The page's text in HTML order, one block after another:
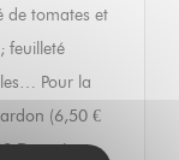
de tomates et
feuilleté
Pour la
(6,50 €
Domaine